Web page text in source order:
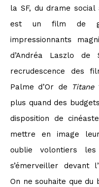
la SF, du drame social
est un film de
impressionnants
d’Andréa Laszlo
recrudescence des
Palme d’Or de
Titane
plus quand des
disposition de
mettre en image
oublie volontiers
s’émerveiller devant
On ne souhaite que du